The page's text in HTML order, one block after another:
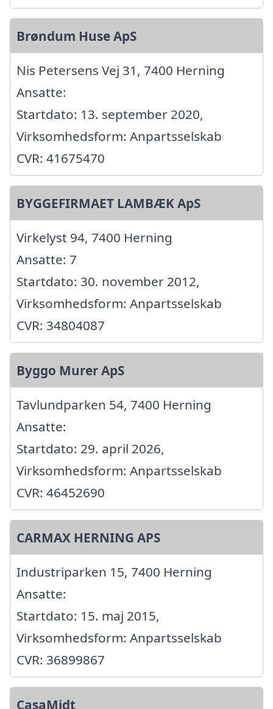
Brøndum Huse ApS
Nis Petersens Vej 31, 7400 Herning
Ansatte:
Startdato: 13. september 2020,
Virksomhedsform: Anpartsselskab
CVR: 41675470
BYGGEFIRMAET LAMBÆK ApS
Virkelyst 94, 7400 Herning
Ansatte: 7
Startdato: 30. november 2012,
Virksomhedsform: Anpartsselskab
CVR: 34804087
Byggo Murer ApS
Tavlundparken 54, 7400 Herning
Ansatte:
Startdato: 29. april 2026,
Virksomhedsform: Anpartsselskab
CVR: 46452690
CARMAX HERNING APS
Industriparken 15, 7400 Herning
Ansatte:
Startdato: 15. maj 2015,
Virksomhedsform: Anpartsselskab
CVR: 36899867
CasaMidt